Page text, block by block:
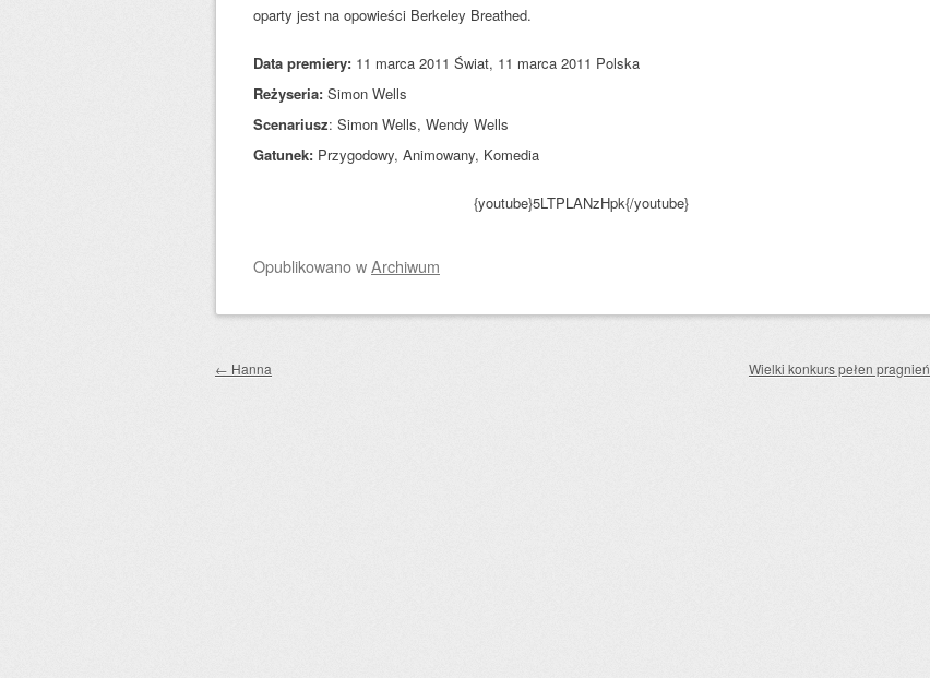
oparty jest na opowieści Berkeley Breathed.
Data premiery: 11 marca 2011 Świat, 11 marca 2011 Polska
Reżyseria: Simon Wells
Scenariusz: Simon Wells, Wendy Wells
Gatunek: Przygodowy, Animowany, Komedia
{youtube}5LTPLANzHpk{/youtube}
OpublikowanowArchiwum
Zobacz wpisy
← Hanna Wielki konkurs pełen pragnień